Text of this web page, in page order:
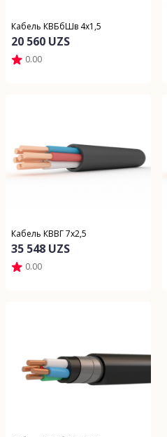
Кабель КВБбШв 4х1,5
20 560 UZS
0.00
Кабель КВВГ 7х2,5
35 548 UZS
0.00